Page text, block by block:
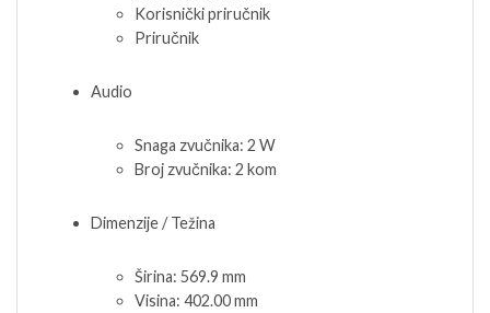
Korisnički priručnik
Priručnik
Audio
Snaga zvučnika: 2 W
Broj zvučnika: 2 kom
Dimenzije / Težina
Širina: 569.9 mm
Visina: 402.00 mm